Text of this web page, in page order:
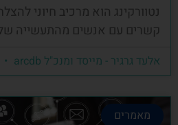
נטוורקינג הוא מרכיב חיוני
קשרים עם אנשים מהתעשייה
אלעד גרגיר - מייסד ומנכ"ל arcdb
מאמרים